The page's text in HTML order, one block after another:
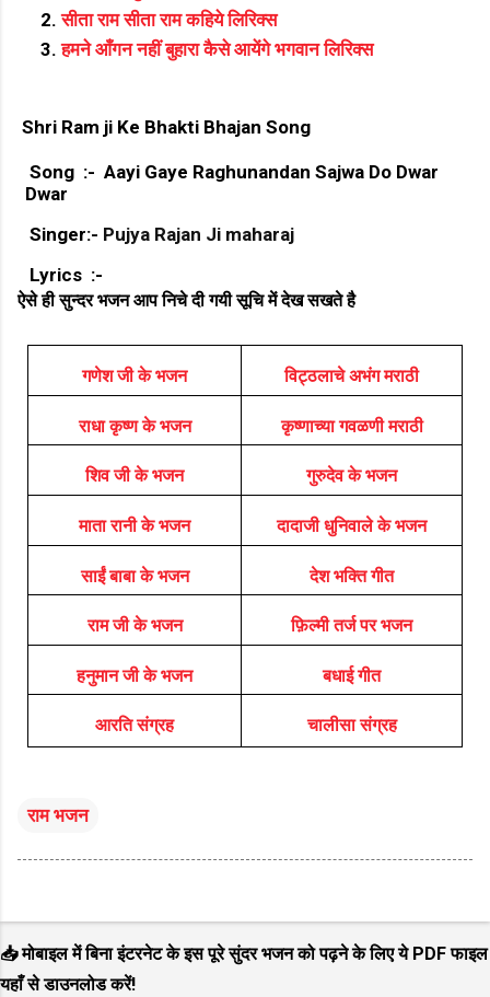
सीता राम सीता राम कहिये लिरिक्स
हमने आँगन नहीं बुहारा कैसे आयेंगे भगवान लिरिक्स
Shri Ram ji Ke Bhakti Bhajan Song
Song :- Aayi Gaye Raghunandan Sajwa Do Dwar
Dwar
Singer:- Pujya Rajan Ji maharaj
Lyrics :-
ऐसे ही सुन्दर भजन आप निचे दी गयी सूचि में देख सखते है
गणेश जी के भजन विट्ठलाचे अभंग मराठी
राधा कृष्ण के भजन कृष्णाच्या गवळणी मराठी
शिव जी के भजन गुरुदेव के भजन
माता रानी के भजन दादाजी धुनिवाले के भजन
साईं बाबा के भजन देश भक्ति गीत
राम जी के भजन फ़िल्मी तर्ज पर भजन
हनुमान जी के भजन बधाई गीत
आरति संग्रह चालीसा संग्रह
राम भजन
📥 मोबाइल में बिना इंटरनेट के इस पूरे सुंदर भजन को पढ़ने के लिए ये PDF फाइल
यहाँ से डाउनलोड करें!